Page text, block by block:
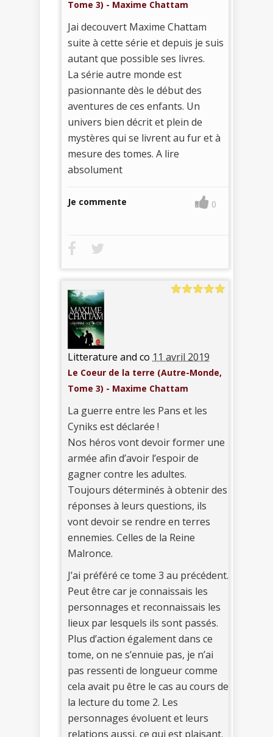
Tome 3) - Maxime Chattam
Jai decouvert Maxime Chattam
suite à cette série et depuis je suis
autant que possible ses livres.
La série autre monde est
pasionnante dès le début des
aventures de ces enfants. Un
univers bien décrit et plein de
mystères qui se livrent au fur et à
mesure des tomes. A lire
absolument
Je commente 0
Litterature and co 11 avril 2019
Le Coeur de la terre (Autre-Monde,
Tome 3) - Maxime Chattam
La guerre entre les Pans et les
Cyniks est déclarée !
Nos héros vont devoir former une
armée afin d’avoir l’espoir de
gagner contre les adultes.
Toujours déterminés à obtenir des
réponses à leurs questions, ils
vont devoir se rendre en terres
ennemies. Celles de la Reine
Malronce.
J’ai préféré ce tome 3 au précédent.
Peut être car je connaissais les
personnages et reconnaissais les
lieux par lesquels ils sont passés.
Plus d’action également dans ce
tome, on ne s’ennuie pas, je n’ai
pas ressenti de longueur comme
cela avait pu être le cas au cours de
la lecture du tome 2. Les
personnages évoluent et leurs
relations aussi, ce qui est plaisant.